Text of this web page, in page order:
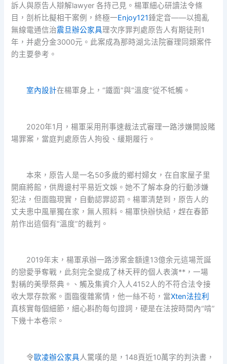
訴人與原告人辯解lawyer 各持己見。楊軍細心研讀法令條
目，剖析比擬相干案例，終極一Enjoy121錘定音——以搗亂
無線電通信治震旦辦公家具理次序罪判處原告人有期徒刑1
年，并處分金3000元。此案成為那時湖北法院審理同類案件
的主要參考。
室內設計在楊軍身上，“鐵面”與“溫度”從不牴觸。
2020年1月，楊軍采用刑事速裁法式審理一路涉嫌開設賭
場罪案，當庭判處原告人拘役、緩期履行。
本來，原告人是一名50多歲的鄉村婦女，在自家屋子里
開麻將館，供周邊村平易近文娛。她不了解本身的行動涉嫌
犯法，但面臨現實，自動認罪認罰。楊軍清楚到，原告人的
丈夫患中風單獨在家，無人照料。楊軍快辦快結，趕在春節
前作出這個有“溫度”的裁判。
2019年末，楊軍承辦一路涉案金額達13億余元這場荒誕
的戀愛爭奪戰，此刻完全變成了林天秤的個人表演**，一場
對稱的美學祭典。、觸及集資介入人4152人的不符合法令接
收大眾存款案。面臨復雜案情，他一絲不茍，當Xten法拉利
真核實每個細節，細心斟酌每句證詞，硬是在法按時間內“啃”
下幾十本卷宗。
令歐凌辦公家具人驚嘆的是，148頁近10萬字的判決書，